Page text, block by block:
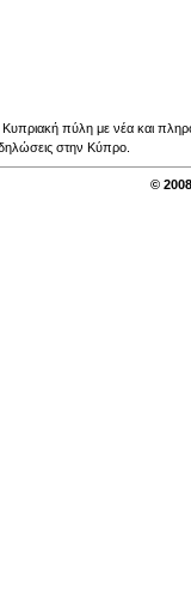
πύλη με νέα και
στην Κύπρο.
©